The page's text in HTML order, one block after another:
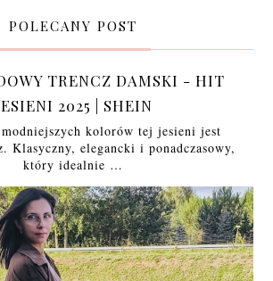
POLECANY POST
TRENCZ DAMSKI - HIT
2025 | SHEIN
kolorów tej jesieni jest
Klasyczny, elegancki i ponadczasowy,
który idealnie …